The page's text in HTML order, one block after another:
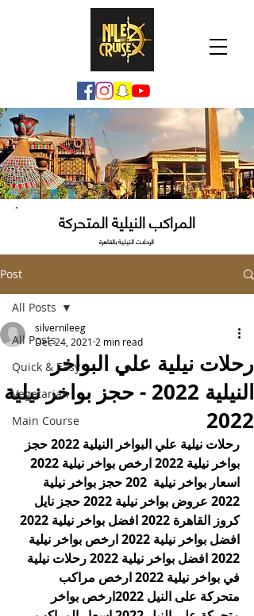
المراكب النيلية المتحركة
الرحلات النيلية بالقاهرة
Post
All Posts
Quick & Easy
Vegetarian
Main Course
All Posts
رحلات نيلية علي البواخر
النيلية 2022 - حجز بواخر نيلية
2022
silvernileeg
Dec 24, 2021 2 min read
رحلات نيلية علي البواخر النيلية 2022 حجز
اسعار بواخر نيلية  202 حجز بواخر نيلية
2022 عروض بواخر نيلية 2022 حجز نايل
افضل بواخر نيلية 2022 ارخص بواخر نيلية
2022 افضل بواخر نيلية 2022 رحلات نيلية
في بواخر نيلية 2022 ارخص مراكب
متحركة على النيل 2022ارخص بواخر